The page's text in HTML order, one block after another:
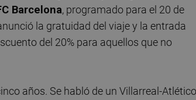
Barcelona, programado para el 20 de
la gratuidad del viaje y la entrada
del 20% para aquellos que no
años. Se habló de un Villarreal-Atlético